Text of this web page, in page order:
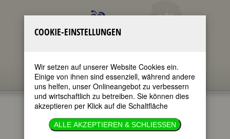
BÜCHER
COOKIE-EINSTELLUNGEN
Wir setzen auf unserer Website Cookies ein.
Einige von ihnen sind essenziell, während andere
uns helfen, unser Onlineangebot zu verbessern
und wirtschaftlich zu betreiben. Sie können dies
akzeptieren per Klick auf die Schaltfläche
ALLE AKZEPTIEREN & SCHLIESSEN